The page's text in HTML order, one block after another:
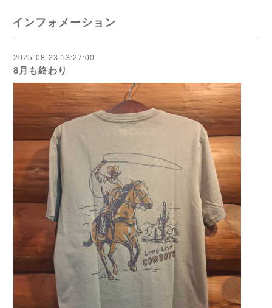
インフォメーション
2025-08-23 13:27:00
8月も終わり